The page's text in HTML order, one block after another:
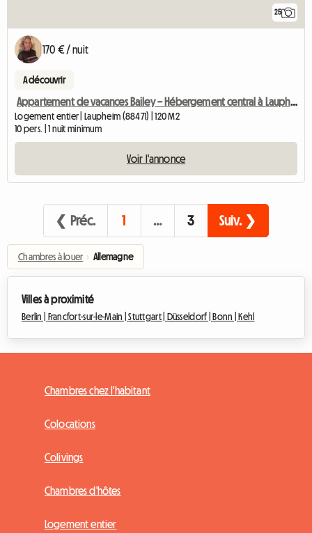
25
170 € / nuit
A découvrir
Appartement de vacances Bailey – Hébergement central à Laupheim
Logement entier | Laupheim (88471) | 120 M2
10 pers. | 1 nuit minimum
Voir l'annonce
❮ Préc. 1 … 3 Suiv. ❯
Chambres à louer › Allemagne
Villes à proximité
Berlin | Francfort-sur-le-Main |Stuttgart | Düsseldorf | Bonn | Kehl
Chambres chez l'habitant
Colocations
Colivings
Chambres d'hôtes
Logement entier